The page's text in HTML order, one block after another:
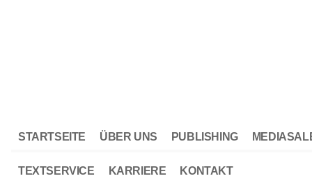
STARTSEITE ÜBER UNS PUBLISHING
TEXTSERVICE KARRIERE KONTAKT